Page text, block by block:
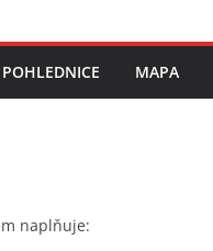
POHLEDNICE MAPA
naplňuje: